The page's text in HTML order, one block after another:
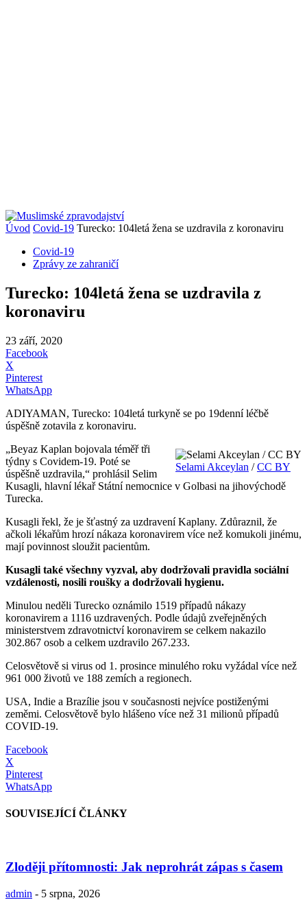
Úvod Covid-19 Turecko: 104letá žena se uzdravila z koronaviru
Covid-19
Zprávy ze zahraničí
Turecko: 104letá žena se uzdravila z
koronaviru
23 září, 2020
Facebook
X
Pinterest
WhatsApp
ADIYAMAN, Turecko: 104letá turkyně se po 19denní léčbě
úspěšně zotavila z koronaviru.
Selami Akceylan /CC BY
„Beyaz Kaplan bojovala téměř tři
týdny s Covidem-19. Poté se
úspěšně uzdravila,“ prohlásil Selim
Kusagli, hlavní lékař Státní nemocnice v Golbasi na jihovýchodě
Turecka.
Kusagli řekl, že je šťastný za uzdravení Kaplany. Zdůraznil, že
ačkoli lékařům hrozí nákaza koronavirem více než komukoli jinému,
mají povinnost sloužit pacientům.
Kusagli také všechny vyzval, aby dodržovali pravidla sociální
vzdálenosti, nosili roušky a dodržovali hygienu.
Minulou neděli Turecko oznámilo 1519 případů nákazy
koronavirem a 1116 uzdravených. Podle údajů zveřejněných
ministerstvem zdravotnictví koronavirem se celkem nakazilo
302.867 osob a celkem uzdravilo 267.233.
Celosvětově si virus od 1. prosince minulého roku vyžádal více než
961 000 životů ve 188 zemích a regionech.
USA, Indie a Brazílie jsou v současnosti nejvíce postiženými
zeměmi. Celosvětově bylo hlášeno více než 31 milionů případů
COVID-19.
Facebook
X
Pinterest
WhatsApp
SOUVISEJÍCÍ ČLÁNKY
Zloději přítomnosti: Jak neprohrát zápas s časem
admin - 5 srpna, 2026